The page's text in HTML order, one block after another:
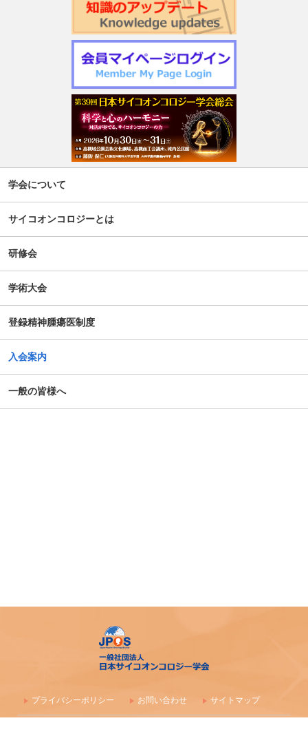
学会について
サイコオンコロジーとは
研修会
学術大会
登録精神腫瘍医制度
入会案内
一般の皆様へ
プライバシーポリシー お問い合わせ サイトマップ